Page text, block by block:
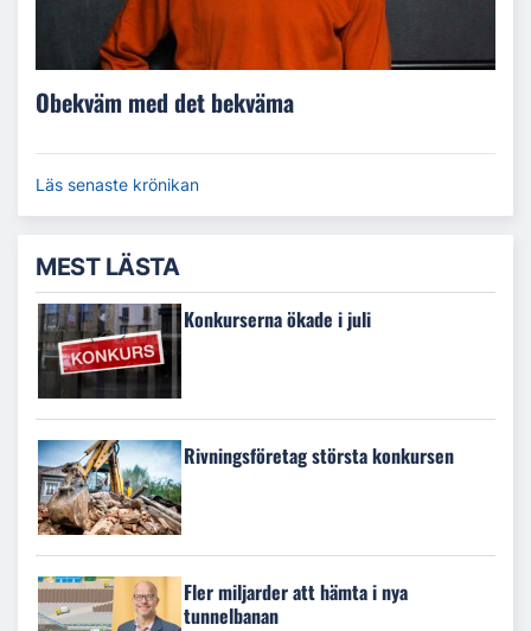
Obekväm med det bekväma
Läs senaste krönikan
MEST LÄSTA
Konkurserna ökade i juli
Rivningsföretag största konkursen
Fler miljarder att hämta i nya
tunnelbanan